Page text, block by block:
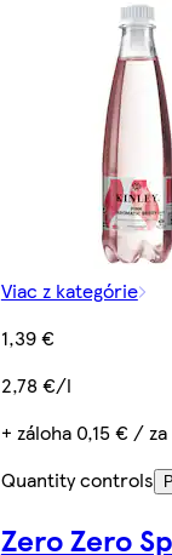
Viac z kategórie
1,39 €
2,78 €/l
+ záloha 0,15 € / za
Quantity controls
Zero Zero